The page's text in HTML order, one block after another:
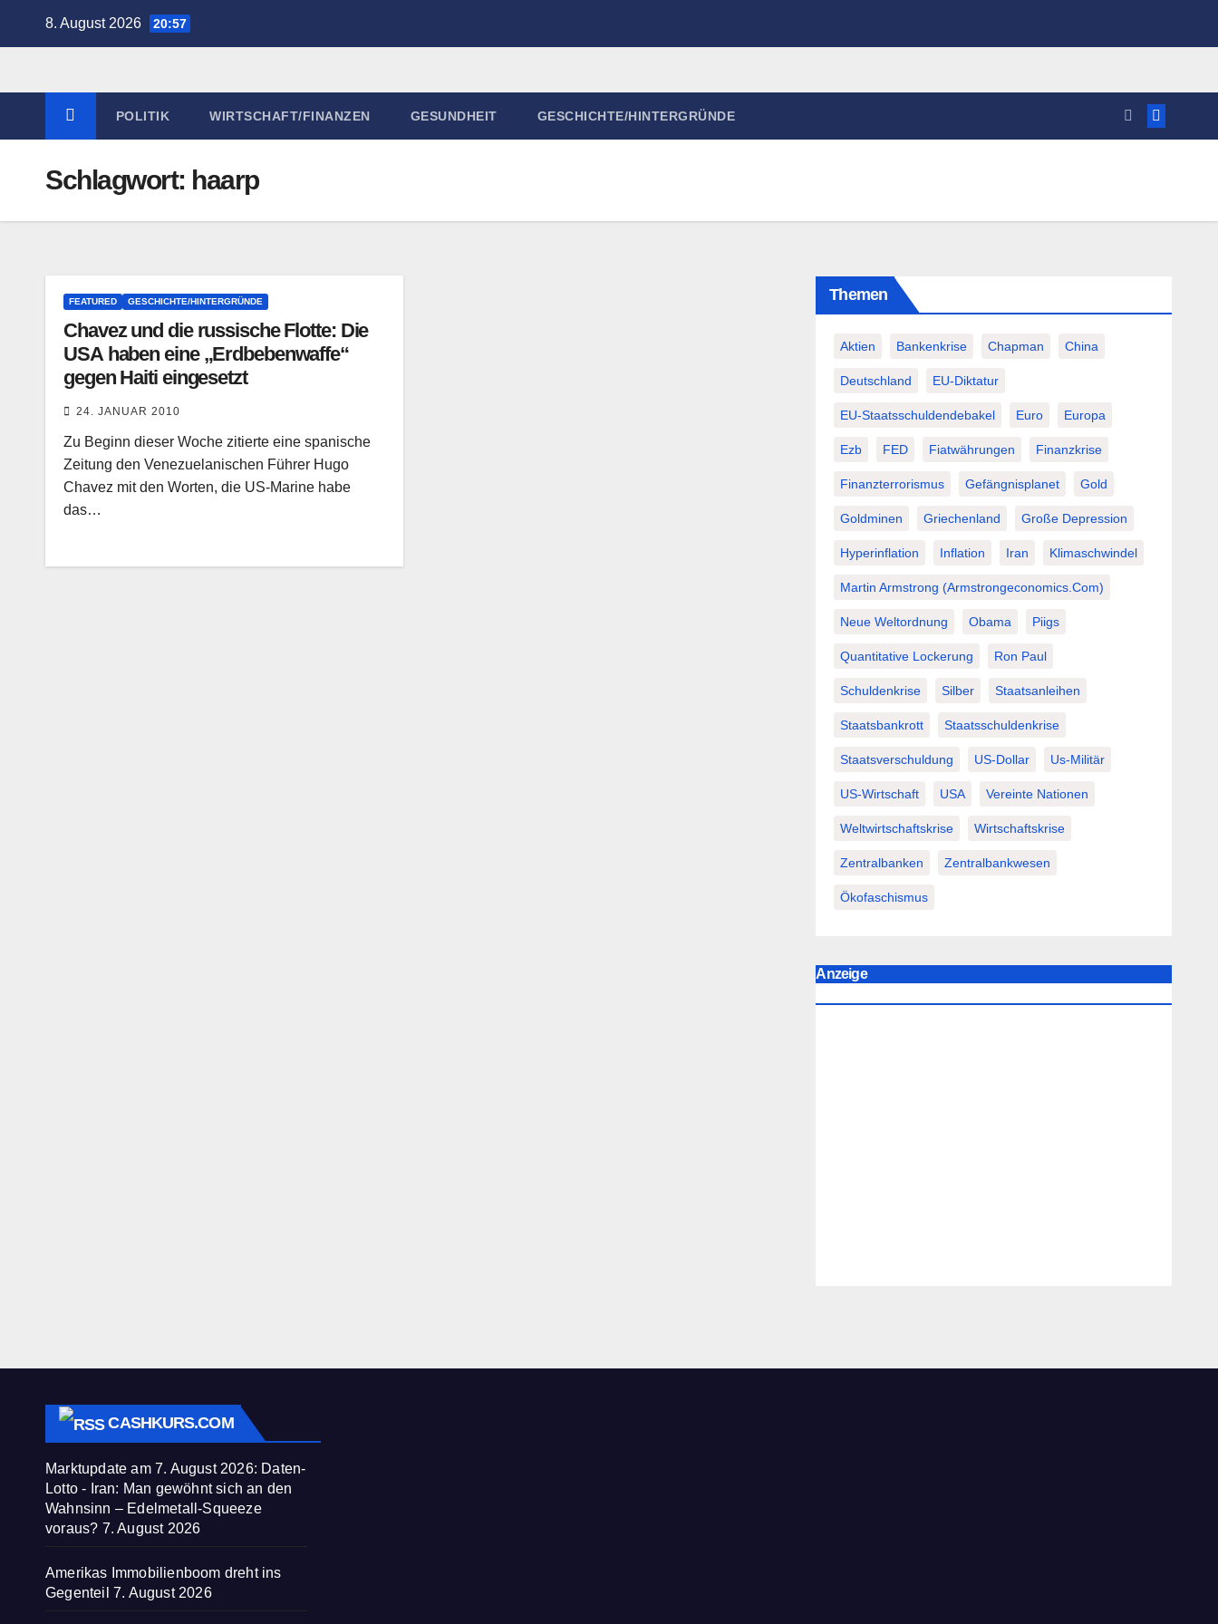
8. August 2026 20:57
POLITIK WIRTSCHAFT/FINANZEN GESUNDHEIT GESCHICHTE/HINTERGRÜNDE
Schlagwort: haarp
FEATURED GESCHICHTE/HINTERGRÜNDE
Chavez und die russische Flotte: Die
USA haben eine „Erdbebenwaffe“
gegen Haiti eingesetzt
24. JANUAR 2010
Zu Beginn dieser Woche zitierte eine spanische
Zeitung den Venezuelanischen Führer Hugo
Chavez mit den Worten, die US-Marine habe
das…
Themen
Aktien Bankenkrise Chapman China
Deutschland EU-Diktatur
EU-Staatsschuldendebakel Euro Europa
Ezb FED Fiatwährungen Finanzkrise
Finanzterrorismus Gefängnisplanet Gold
Goldminen Griechenland Große Depression
Hyperinflation Inflation Iran Klimaschwindel
Martin Armstrong (Armstrongeconomics.com)
Neue Weltordnung Obama Piigs
Quantitative Lockerung Ron Paul
Schuldenkrise Silber Staatsanleihen
Staatsbankrott Staatsschuldenkrise
Staatsverschuldung US-Dollar Us-Militär
US-Wirtschaft USA Vereinte Nationen
Weltwirtschaftskrise Wirtschaftskrise
Zentralbanken Zentralbankwesen
Ökofaschismus
Anzeige
CASHKURS.COM
Marktupdate am 7. August 2026: Daten-
Lotto - Iran: Man gewöhnt sich an den
Wahnsinn – Edelmetall-Squeeze
voraus? 7. August 2026
Amerikas Immobilienboom dreht ins
Gegenteil 7. August 2026